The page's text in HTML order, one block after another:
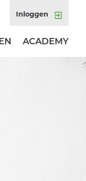
ACADEMY
Inloggen